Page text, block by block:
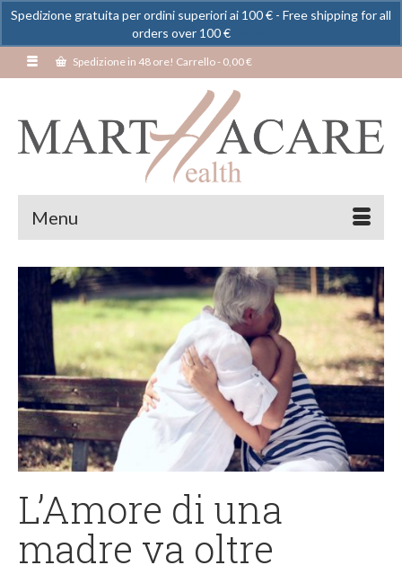
Spedizione in 48 ore! Carrello- 0,00€
Menu
L’Amore di una
madre va oltre
Spedizione gratuita per ordini superiori ai 100 € - Free shipping for all
orders over 100 €